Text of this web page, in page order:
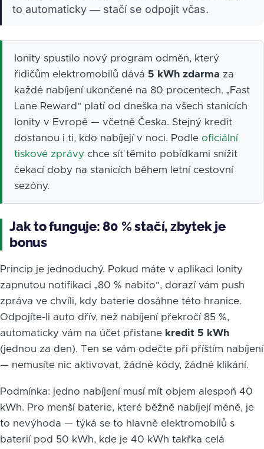
to automaticky — stačí se odpojit včas.
Ionity spustilo nový program odměn, který
řidičům elektromobilů dává 5 kWh zdarma za
každé nabíjení ukončené na 80 procentech. „Fast
Lane Reward" platí od dneška na všech stanicích
Ionity v Evropě — včetně Česka. Stejný kredit
dostanou i ti, kdo nabíjejí v noci. Podle oficiální
tiskové zprávy chce síť těmito pobídkami snížit
čekací doby na stanicích během letní cestovní
sezóny.
Jak to funguje: 80 % stačí, zbytek je
bonus
Princip je jednoduchý. Pokud máte v aplikaci Ionity
zapnutou notifikaci „80 % nabito", dorazí vám push
zpráva ve chvíli, kdy baterie dosáhne této hranice.
Odpojíte-li auto dřív, než nabíjení překročí 85 %,
automaticky vám na účet přistane kredit 5 kWh
(jednou za den). Ten se vám odečte při příštím nabíjení
— nemusíte nic aktivovat, žádné kódy, žádné klikání.
Podmínka: jedno nabíjení musí mít objem alespoň 40
kWh. Pro menší baterie, které běžně nabíjejí méně, je
to nevýhoda — týká se to hlavně elektromobilů s
baterií pod 50 kWh, kde je 40 kWh takřka celá